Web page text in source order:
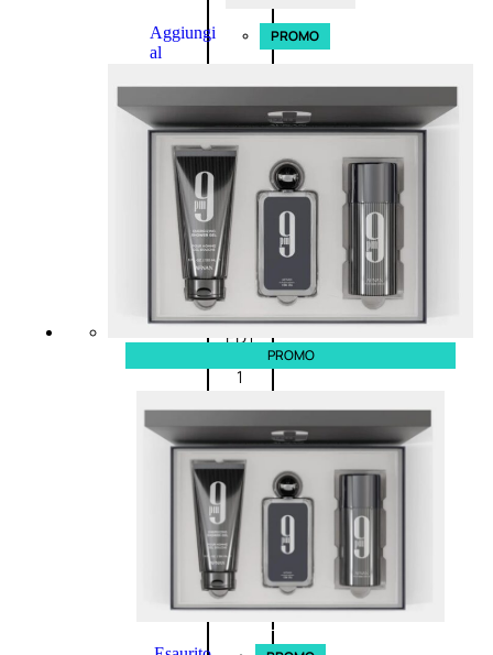
Aggiungi
al
PROMO
Fragranze
Nature
Donna
L’OCCITANE
EDT
VERBENA
1
Valutato
0su
5
(0)
56,00€
42,00€
AGGIUNGI
AL
CARRELLO
PROMO